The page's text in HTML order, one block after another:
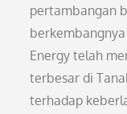
pertambangan
Energy telah
terbesar di
terhadap